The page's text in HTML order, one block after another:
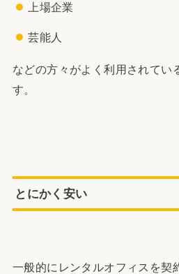
上場企業
芸能人
などの方々がよく利用されてい
す。
とにかく安い
一般的にレンタルオフィスを契